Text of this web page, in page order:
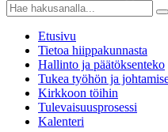
Etusivu
Tietoa hiippakunnasta
Hallinto ja päätöksenteko
Tukea työhön ja
Kirkkoon töihin
Tulevaisuusprosessi
Kalenteri